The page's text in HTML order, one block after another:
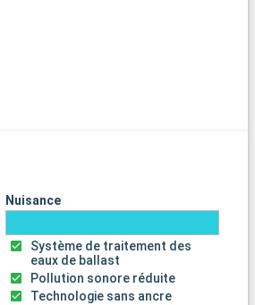
Nuisance
Système de traitement des
eaux de ballast
Pollution sonore réduite
Technologie sans ancre